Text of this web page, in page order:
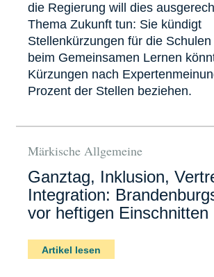
die Regierung will dies
Thema Zukunft tun: Sie kündigt
Stellenkürzungen für die Schulen
beim Gemeinsamen Lernen
Kürzungen nach
Prozent der Stellen beziehen.
Märkische Allgemeine
Ganztag, Inklusion,
Integration:
vor heftigen Einschnitten
Artikel lesen